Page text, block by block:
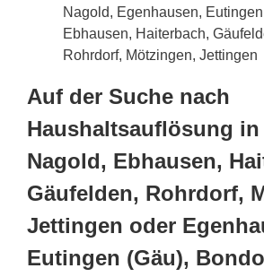
Nagold, Egenhausen,
Ebhausen, Haiterbach,
Rohrdorf, Mötzingen, Jettingen
Auf der Suche nach
Haushaltsauflösung in
Nagold, Ebhausen,
Gäufelden, Rohrdorf,
Jettingen oder
Eutingen (Gäu),